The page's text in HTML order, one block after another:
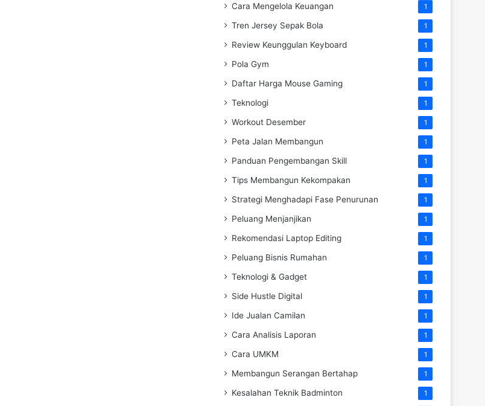
Cara Mengelola Keuangan 1
Tren Jersey Sepak Bola 1
Review Keunggulan Keyboard 1
Pola Gym 1
Daftar Harga Mouse Gaming 1
Teknologi 1
Workout Desember 1
Peta Jalan Membangun 1
Panduan Pengembangan Skill 1
Tips Membangun Kekompakan 1
Strategi Menghadapi Fase Penurunan 1
Peluang Menjanjikan 1
Rekomendasi Laptop Editing 1
Peluang Bisnis Rumahan 1
Teknologi & Gadget 1
Side Hustle Digital 1
Ide Jualan Camilan 1
Cara Analisis Laporan 1
Cara UMKM 1
Membangun Serangan Bertahap 1
Kesalahan Teknik Badminton 1